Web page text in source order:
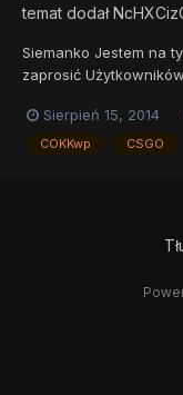
temat dodał
Siemanko Jestem na
zaprosić
postanowiłem
inną nazwą(innym
Sierpień 15, 2014
COKKwp CSGO